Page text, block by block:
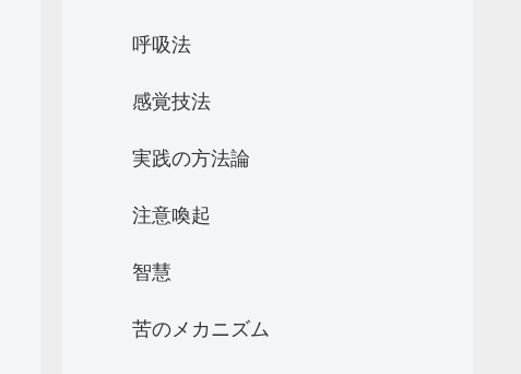
呼吸法
感覚技法
実践の方法論
注意喚起
智慧
苦のメカニズム